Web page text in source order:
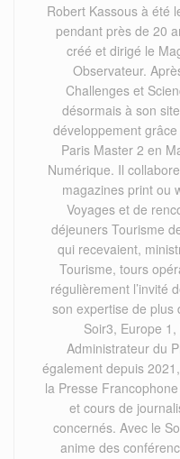
Robert Kassous à été
pendant près de 20
créé et dirigé le
Observateur.
Challenges et
désormais à son
développement
Paris Master 2 en
Numérique. Il
magazines print ou
Voyages et de
déjeuners Tourisme
qui recevaient,
Tourisme, tours
régulièrement l’invité
son expertise de plus
Soir3, Europe
Administrateur du
également depuis
la Presse
et cours de
concernés. Avec le
anime des